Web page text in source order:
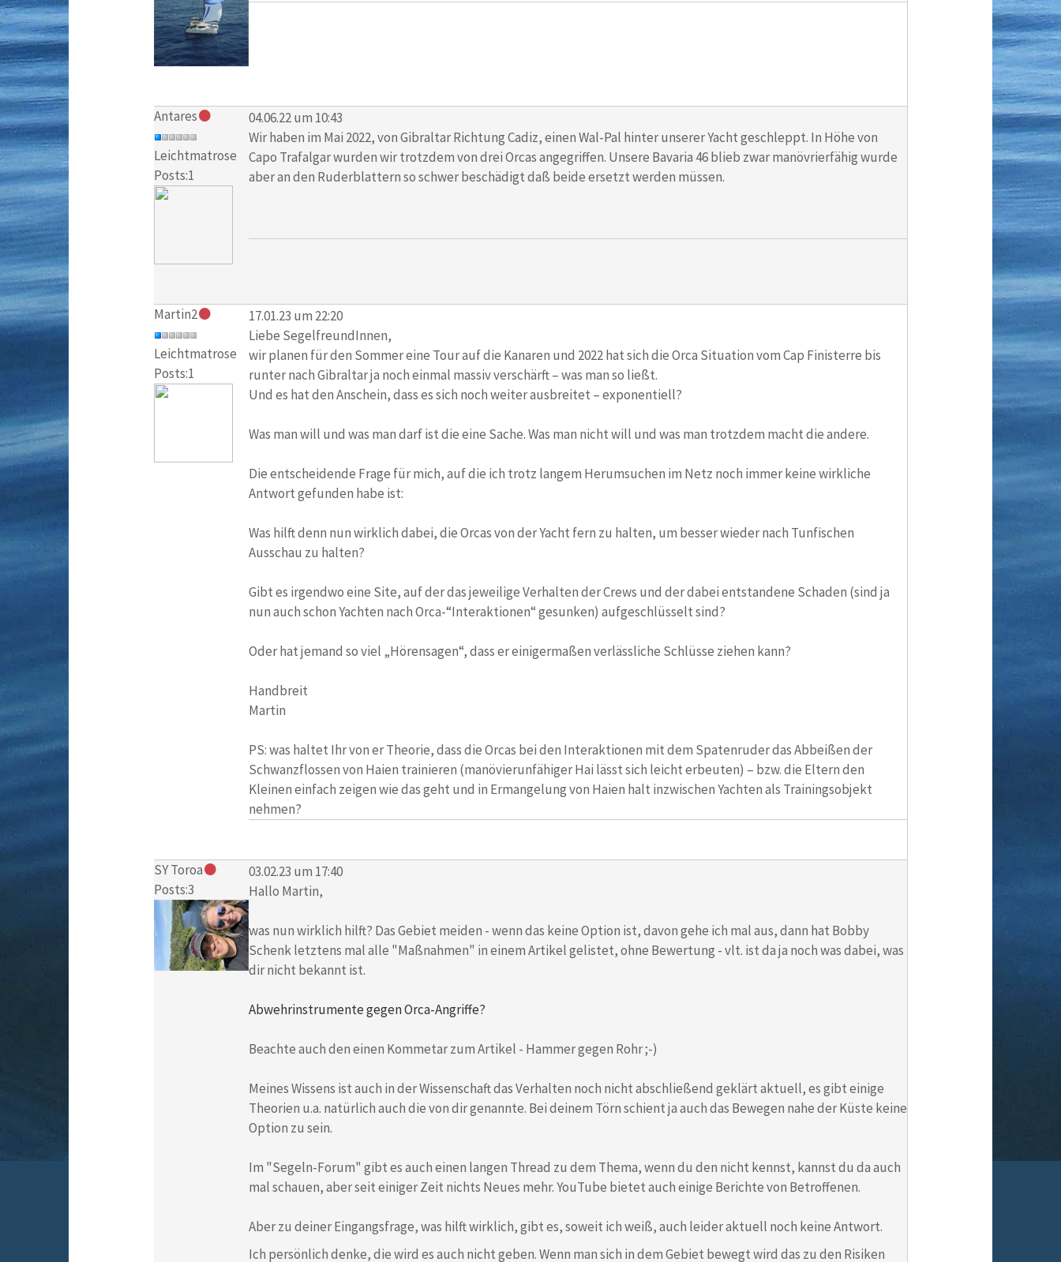
Antares
Leichtmatrose
Posts:1
04.06.22 um 10:43
Wir haben im Mai 2022, von Gibraltar Richtung Cadiz, einen Wal-Pal hinter unserer Yacht geschleppt. In Höhe von
Capo Trafalgar wurden wir trotzdem von drei Orcas angegriffen. Unsere Bavaria 46 blieb zwar manövrierfähig wurde
aber an den Ruderblattern so schwer beschädigt daß beide ersetzt werden müssen.
Martin2
Leichtmatrose
Posts:1
17.01.23 um 22:20
Liebe SegelfreundInnen,
wir planen für den Sommer eine Tour auf die Kanaren und 2022 hat sich die Orca Situation vom Cap Finisterre bis
runter nach Gibraltar ja noch einmal massiv verschärft – was man so ließt.
Und es hat den Anschein, dass es sich noch weiter ausbreitet – exponentiell?
Was man will und was man darf ist die eine Sache. Was man nicht will und was man trotzdem macht die andere.
Die entscheidende Frage für mich, auf die ich trotz langem Herumsuchen im Netz noch immer keine wirkliche
Antwort gefunden habe ist:
Was hilft denn nun wirklich dabei, die Orcas von der Yacht fern zu halten, um besser wieder nach Tunfischen
Ausschau zu halten?
Gibt es irgendwo eine Site, auf der das jeweilige Verhalten der Crews und der dabei entstandene Schaden (sind ja
nun auch schon Yachten nach Orca-“Interaktionen“ gesunken) aufgeschlüsselt sind?
Oder hat jemand so viel „Hörensagen“, dass er einigermaßen verlässliche Schlüsse ziehen kann?
Handbreit
Martin
PS: was haltet Ihr von er Theorie, dass die Orcas bei den Interaktionen mit dem Spatenruder das Abbeißen der
Schwanzflossen von Haien trainieren (manövierunfähiger Hai lässt sich leicht erbeuten) – bzw. die Eltern den
Kleinen einfach zeigen wie das geht und in Ermangelung von Haien halt inzwischen Yachten als Trainingsobjekt
nehmen?
SY Toroa
Posts:3
03.02.23 um 17:40
Hallo Martin,
was nun wirklich hilft? Das Gebiet meiden - wenn das keine Option ist, davon gehe ich mal aus, dann hat Bobby
Schenk letztens mal alle "Maßnahmen" in einem Artikel gelistet, ohne Bewertung - vlt. ist da ja noch was dabei, was
dir nicht bekannt ist.
Abwehrinstrumente gegen Orca-Angriffe?
Beachte auch den einen Kommetar zum Artikel - Hammer gegen Rohr ;-)
Meines Wissens ist auch in der Wissenschaft das Verhalten noch nicht abschließend geklärt aktuell, es gibt einige
Theorien u.a. natürlich auch die von dir genannte. Bei deinem Törn schient ja auch das Bewegen nahe der Küste keine
Option zu sein.
Im "Segeln-Forum" gibt es auch einen langen Thread zu dem Thema, wenn du den nicht kennst, kannst du da auch
mal schauen, aber seit einiger Zeit nichts Neues mehr. YouTube bietet auch einige Berichte von Betroffenen.
Aber zu deiner Eingangsfrage, was hilft wirklich, gibt es, soweit ich weiß, auch leider aktuell noch keine Antwort.
Ich persönlich denke, die wird es auch nicht geben. Wenn man sich in dem Gebiet bewegt wird das zu den Risiken